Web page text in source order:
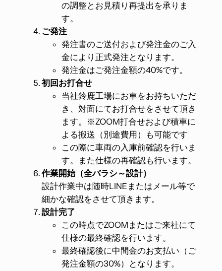
の調整とお見積り再提出を承りま
す。
ご発注
発注書のご送付および発注金のご入
金により正式発注となります。
発注金はご発注金額の40%です。
初回お打合せ
当社鈴鹿工場にお車をお持ちいただ
き、対面にてお打合せをさせて頂き
ます。※ZOOM打合せおよび積車に
よる搬送（別途費用）も可能です
この際に車両の入庫前確認を行いま
す。また仕様の再確認も行います。
作業開始（全バラシ～設計）
設計作業中は随時LINEまたはメール等で
細かな確認をさせて頂きます。
設計完了
この時点でZOOMまたはご来社にて
仕様の最終確認を行います。
最終確認後に中間金のお支払い（ご
発注金額の30%）となります。